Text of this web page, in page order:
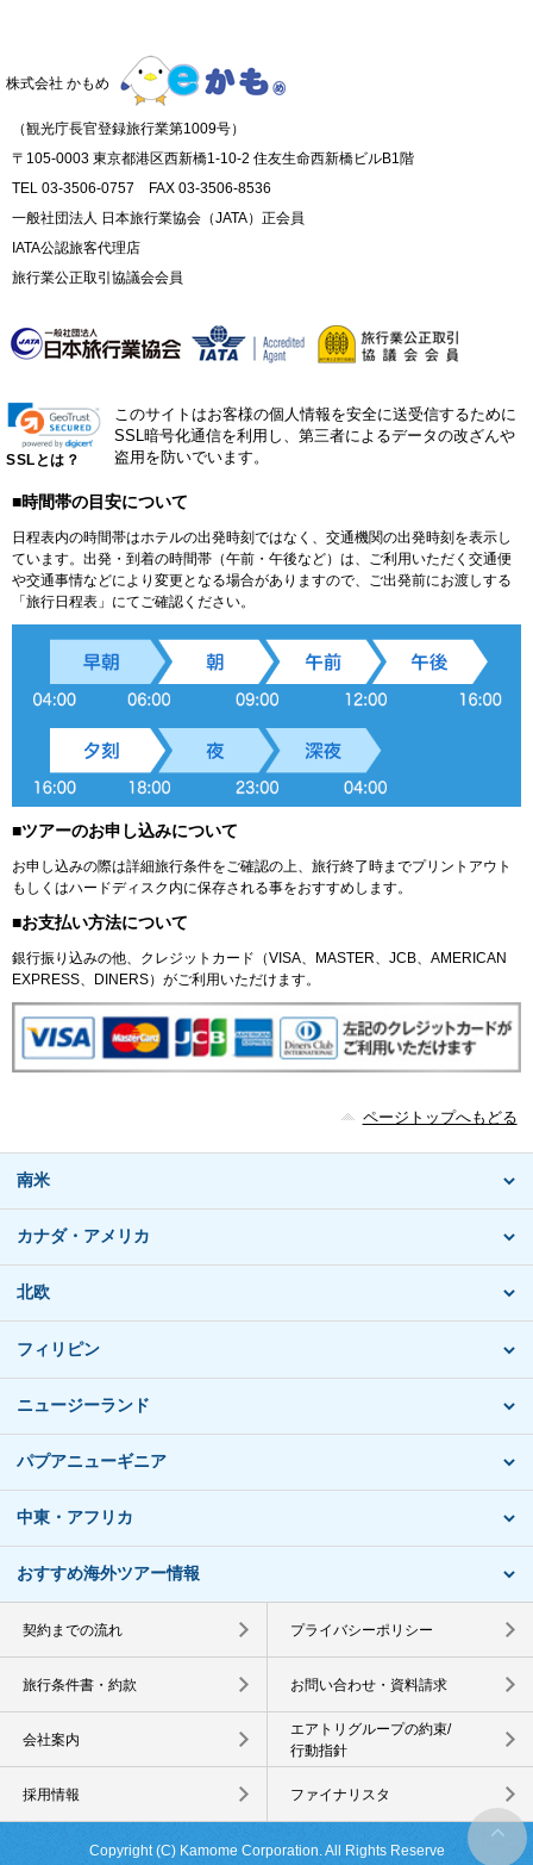
株式会社 かもめ
（観光庁長官登録旅行業第1009号）
〒105-0003 東京都港区西新橋1-10-2 住友生命西新橋ビルB1階
TEL 03-3506-0757 FAX 03-3506-8536
一般社団法人 日本旅行業協会（JATA）正会員
IATA公認旅客代理店
旅行業公正取引協議会会員
SSLとは？
このサイトはお客様の個人情報を安全に送受信するために
SSL暗号化通信を利用し、第三者によるデータの改ざんや
盗用を防いでいます。
■時間帯の目安について
日程表内の時間帯はホテルの出発時刻ではなく、交通機関の出発時刻を表示し
ています。出発・到着の時間帯（午前・午後など）は、ご利用いただく交通便
や交通事情などにより変更となる場合がありますので、ご出発前にお渡しする
「旅行日程表」にてご確認ください。
■ツアーのお申し込みについて
お申し込みの際は詳細旅行条件をご確認の上、旅行終了時までプリントアウト
もしくはハードディスク内に保存される事をおすすめします。
■お支払い方法について
銀行振り込みの他、クレジットカード（VISA、MASTER、JCB、AMERICAN
EXPRESS、DINERS）がご利用いただけます。
ページトップへもどる
南米
カナダ・アメリカ
北欧
フィリピン
ニュージーランド
パプアニューギニア
中東・アフリカ
おすすめ海外ツアー情報
契約までの流れ プライバシーポリシー
旅行条件書・約款 お問い合わせ・資料請求
会社案内
エアトリグループの約束/
行動指針
採用情報 ファイナリスタ
Copyright (C) Kamome Corporation. All Rights Reserve